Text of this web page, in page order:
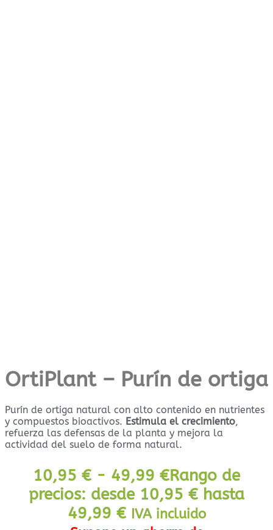
OrtiPlant – Purín de ortiga
Purín de ortiga natural con alto contenido en nutrientes
y compuestos bioactivos. Estimula el crecimiento,
refuerza las defensas de la planta y mejora la
actividad del suelo de forma natural.
10,95 € - 49,99 €Rango de
precios: desde 10,95 € hasta
49,99 € IVA incluido